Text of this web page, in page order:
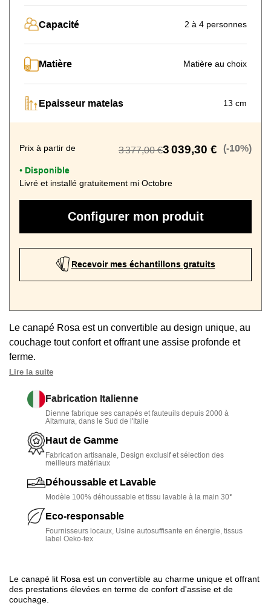
Capacité 2 à 4 personnes
Matière Matière au choix
Epaisseur matelas 13 cm
Prix à partir de 3 377,00 €3 039,30 € (-10%)
• Disponible
Livré et installé gratuitement mi Octobre
Configurer mon produit
Recevoir mes échantillons gratuits
Le canapé Rosa est un convertible au design unique, au
couchage tout confort et offrant une assise profonde et
ferme.
• Design unique
bombées et arrondies, coussins cale reins décoratifs
• Assise confortable: posture décontractée avec assises
profondes de 66 cm, cale-reins pour soutien lombaire,
garnissage en mousse HR 35 kg/m3
• Convertible haut de gamme
ouverture express, matelas en mousse HR 35 pour usage
journalier
• 100% Personnalisable: choix taille, tissu, couleur et
teinte des pieds
Lire la suite
Fabrication Italienne
Dienne fabrique ses canapés et fauteuils depuis 2000 à
Altamura, dans le Sud de l'Italie
Haut de Gamme
Fabrication artisanale, Design exclusif et sélection des
meilleurs matériaux
Déhoussable et Lavable
Modèle 100% déhoussable et tissu lavable à la main 30°
Eco-responsable
Fournisseurs locaux, Usine autosuffisante en énergie, tissus
label Oeko-tex
Le canapé lit Rosa est un convertible au charme unique et offrant
des prestations élevées en terme de confort d'assise et de
couchage.